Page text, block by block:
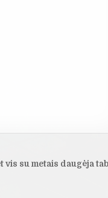
vis su metais daugėja